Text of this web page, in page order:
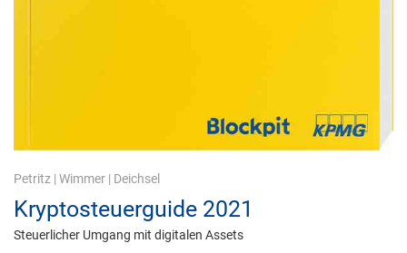
Petritz | Wimmer | Deichsel
Kryptosteuerguide 2021
Steuerlicher Umgang mit digitalen Assets